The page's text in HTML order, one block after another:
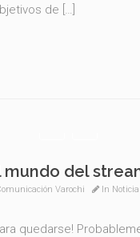
de […]
del
Varochi In
quedarse!